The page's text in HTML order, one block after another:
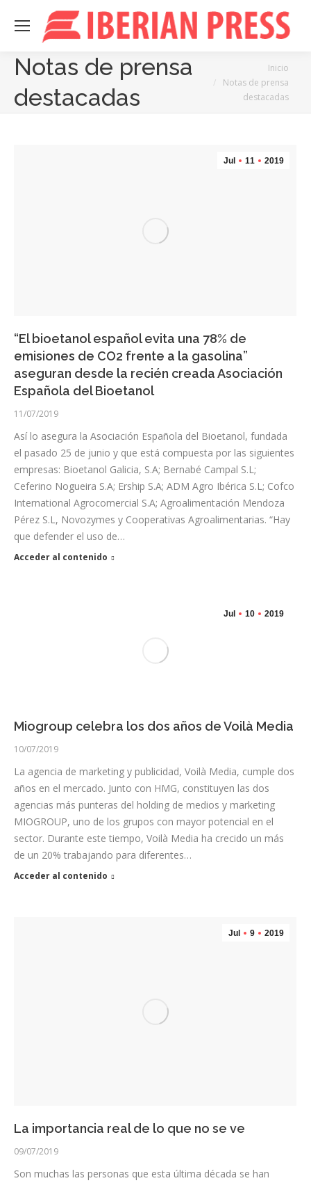
Notas de prensa
destacadas
Inicio
Notas de prensa
destacadas
Jul 11 2019
“El bioetanol español evita una 78% de
emisiones de CO2 frente a la gasolina”
aseguran desde la recién creada Asociación
Española del Bioetanol
11/07/2019
Así lo asegura la Asociación Española del Bioetanol, fundada
el pasado 25 de junio y que está compuesta por las siguientes
empresas: Bioetanol Galicia, S.A; Bernabé Campal S.L;
Ceferino Nogueira S.A; Ership S.A; ADM Agro Ibérica S.L; Cofco
International Agrocomercial S.A; Agroalimentación Mendoza
Pérez S.L, Novozymes y Cooperativas Agroalimentarias. “Hay
que defender el uso de…
Acceder al contenido
Jul 10 2019
Miogroup celebra los dos años de Voilà Media
10/07/2019
La agencia de marketing y publicidad, Voilà Media, cumple dos
años en el mercado. Junto con HMG, constituyen las dos
agencias más punteras del holding de medios y marketing
MIOGROUP, uno de los grupos con mayor potencial en el
sector. Durante este tiempo, Voilà Media ha crecido un más
de un 20% trabajando para diferentes…
Acceder al contenido
Jul 9 2019
La importancia real de lo que no se ve
09/07/2019
Son muchas las personas que esta última década se han